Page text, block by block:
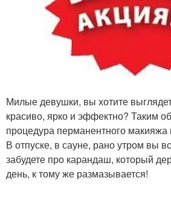
Милые девушки, вы хотите
красиво, ярко и эффектно? Таким
процедура перманентного
В отпуске, в сауне, рано утром вы
забудете про карандаш, который
день, к тому же размазывается!